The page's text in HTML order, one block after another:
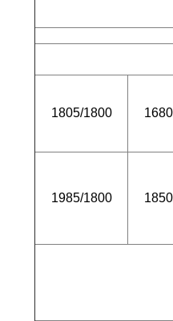
1805/1800
1985/1800